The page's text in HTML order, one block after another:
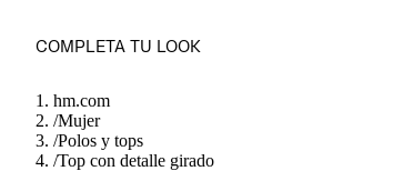
COMPLETA TU LOOK
hm.com
/Mujer
/Polos y tops
/Top con detalle girado